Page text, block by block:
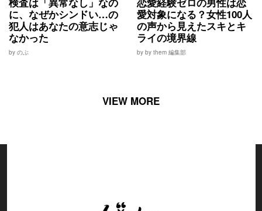
に、なぜかシンドい…の
犯人はあなたの意志じゃ
なかった
by のぶ
愛対象になる？女性100人
の声から見えたスキとキ
ライの境界線
by by them 編集部
VIEW MORE